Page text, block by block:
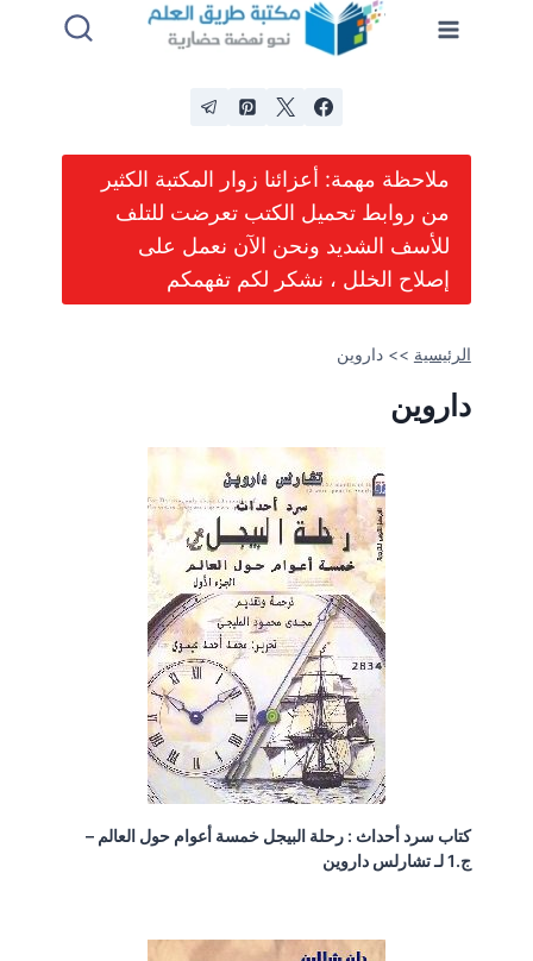
ملاحظة مهمة: أعزائنا زوار المكتبة الكثير
من روابط تحميل الكتب تعرضت للتلف
للأسف الشديد ونحن الآن نعمل على
إصلاح الخلل ، نشكر لكم تفهمكم
الرئيسية >>داروين
داروين
كتاب سرد أحداث : رحلة البيجل خمسة أعوام حول العالم –
ج.1 لـ تشارلس داروين